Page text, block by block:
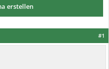
erstellen
#1